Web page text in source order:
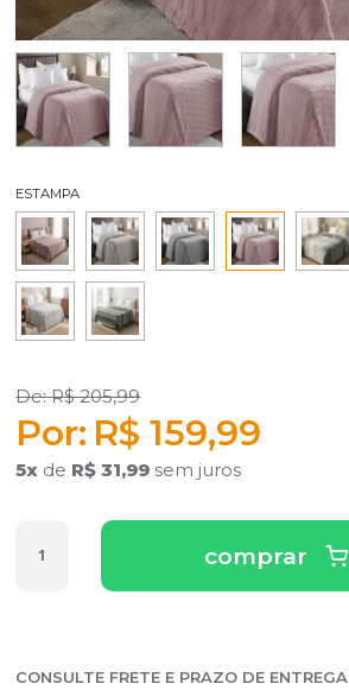
ESTAMPA
R$ 205,99
R$ 159,99
5x de R$ 31,99 sem juros
comprar
CONSULTE FRETE E PRAZO DE ENTREGA